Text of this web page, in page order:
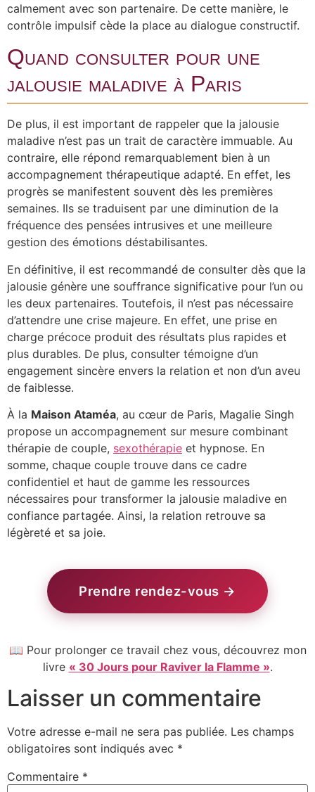
calmement avec son partenaire. De cette manière, le
contrôle impulsif cède la place au dialogue constructif.
Quand consulter pour une
jalousie maladive à Paris
De plus, il est important de rappeler que la jalousie
maladive n’est pas un trait de caractère immuable. Au
contraire, elle répond remarquablement bien à un
accompagnement thérapeutique adapté. En effet, les
progrès se manifestent souvent dès les premières
semaines. Ils se traduisent par une diminution de la
fréquence des pensées intrusives et une meilleure
gestion des émotions déstabilisantes.
En définitive, il est recommandé de consulter dès que la
jalousie génère une souffrance significative pour l’un ou
les deux partenaires. Toutefois, il n’est pas nécessaire
d’attendre une crise majeure. En effet, une prise en
charge précoce produit des résultats plus rapides et
plus durables. De plus, consulter témoigne d’un
engagement sincère envers la relation et non d’un aveu
de faiblesse.
À la Maison Ataméa, au cœur de Paris, Magalie Singh
propose un accompagnement sur mesure combinant
thérapie de couple, sexothérapie et hypnose. En
somme, chaque couple trouve dans ce cadre
confidentiel et haut de gamme les ressources
nécessaires pour transformer la jalousie maladive en
confiance partagée. Ainsi, la relation retrouve sa
légèreté et sa joie.
Prendre rendez-vous →
📖 Pour prolonger ce travail chez vous, découvrez mon
livre « 30 Jours pour Raviver la Flamme ».
Laisser un commentaire
Votre adresse e-mail ne sera pas publiée. Les champs
obligatoires sont indiqués avec *
Commentaire *